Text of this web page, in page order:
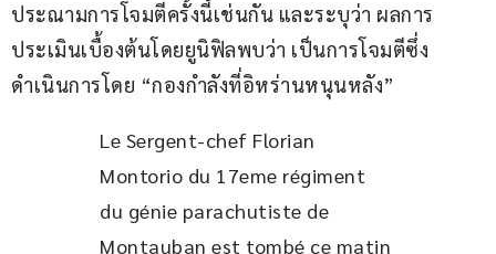
ประณามการโจมตีครั้งนี้เช่นกัน และระบุว่า ผลการ
ประเมินเบื้องต้นโดยยูนิฟิลพบว่า เป็นการโจมตีซึ่ง
ดำเนินการโดย “กองกำลังที่อิหร่านหนุนหลัง”
Le Sergent-chef Florian
Montorio du 17eme régiment
du génie parachutiste de
Montauban est tombé ce matin